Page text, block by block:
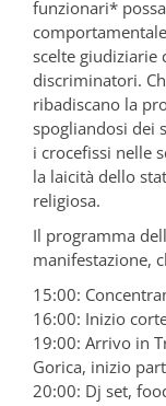
funzionari*
scelte giudiziarie
discriminatori.
ribadiscano la
spogliandosi dei
i crocefissi nelle
la laicità dello
religiosa.
Il programma
manifestazione,
15:00:
16:00: Inizio
19:00: Arrivo in
Gorica, inizio
20:00: Dj set,